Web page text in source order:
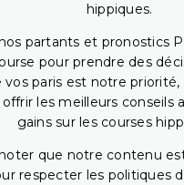
hippiques.
partants et pronostics
pour prendre des
vos paris est notre
les meilleurs conseils
gains sur les courses
que notre contenu
respecter les politiques